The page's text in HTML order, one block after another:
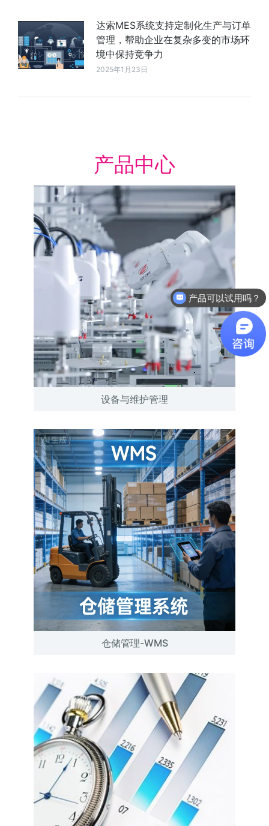
达索MES系统支持定制化生产与订单
管理，帮助企业在复杂多变的市场环
境中保持竞争力
2025年1月23日
产品中心
设备与维护管理
仓储管理-WMS
产品可以试用吗？
软件有折扣吗？